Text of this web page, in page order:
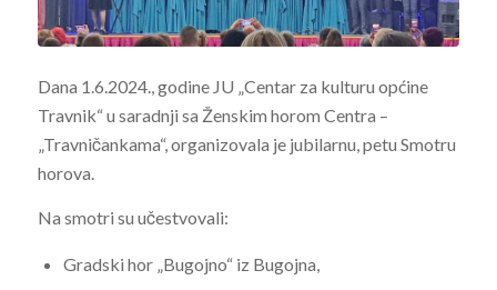
Dana 1.6.2024., godine JU „Centar za kulturu općine
Travnik“ u saradnji sa Ženskim horom Centra –
„Travničankama“, organizovala je jubilarnu, petu Smotru
horova.
Na smotri su učestvovali:
Gradski hor „Bugojno“ iz Bugojna,